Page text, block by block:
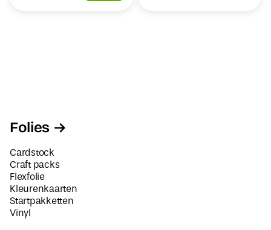
Folies
Cardstock
Craft packs
Flexfolie
Kleurenkaarten
Startpakketten
Vinyl